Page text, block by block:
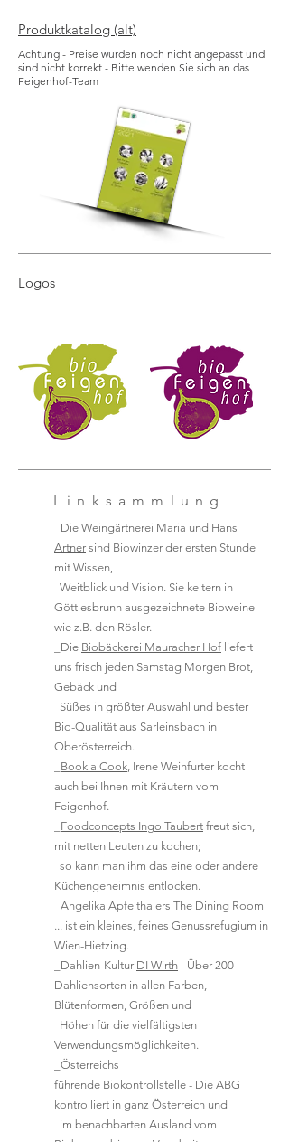
Produktkatalog (alt)
Achtung - Preise wurden noch nicht angepasst und
sind nicht korrekt - Bitte wenden Sie sich an das
Feigenhof-Team
Logos
Linksammlung
_Die Weingärtnerei Maria und Hans
Artner sind Biowinzer der ersten Stunde
mit Wissen,
Weitblick und Vision. Sie keltern in
Göttlesbrunn ausgezeichnete Bioweine
wie z.B. den Rösler.
_Die Biobäckerei Mauracher Hof liefert
uns frisch jeden Samstag Morgen Brot,
Gebäck und
Süßes in größter Auswahl und bester
Bio-Qualität aus Sarleinsbach in
Oberösterreich.
Book a Cook, Irene Weinfurter kocht
auch bei Ihnen mit Kräutern vom
Feigenhof.
Foodconcepts Ingo Taubert freut sich,
mit netten Leuten zu kochen;
so kann man ihm das eine oder andere
Küchengeheimnis entlocken.
_Angelika Apfelthalers The Dining Room
... ist ein kleines, feines Genussrefugium in
Wien-Hietzing.
_Dahlien-Kultur DI Wirth - Über 200
Dahliensorten in allen Farben,
Blütenformen, Größen und
Höhen für die vielfältigsten
Verwendungsmöglichkeiten.
_Österreichs
führende Biokontrollstelle - Die ABG
kontrolliert in ganz Österreich und
im benachbarten Ausland vom